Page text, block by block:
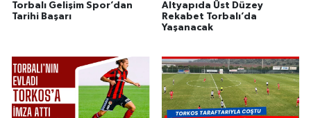
Torbalı Gelişim Spor’dan
Tarihi Başarı
Altyapıda Üst Düzey
Rekabet Torbalı’da
Yaşanacak